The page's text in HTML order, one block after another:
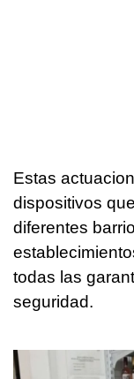
Estas
dispositivos
diferentes
todas las
seguridad.